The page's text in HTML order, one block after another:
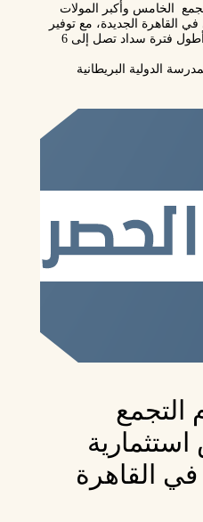
الخامس وأكبر المولات
القاهرة الجديدة، ‏مع توفير
الاستثمار بمقدم 10% للتعاقد وأطول فترة سداد تصل إلى 6
الدولية البريطانية
التجمع
في القاهرة